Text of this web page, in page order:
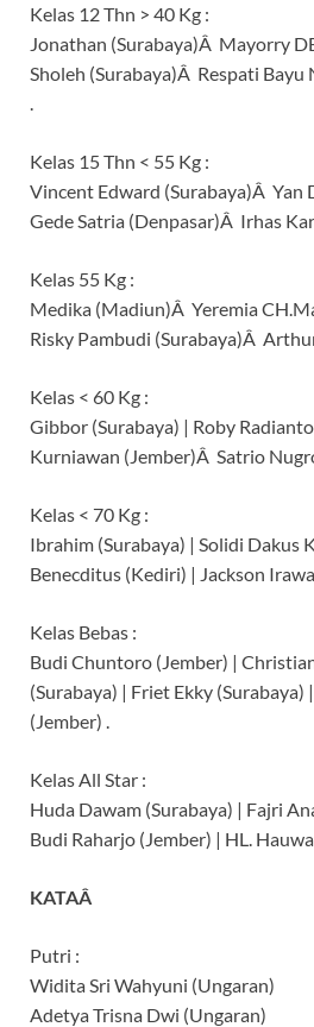
Kelas 12 Thn > 40 Kg :
Jonathan (Surabaya)Â Mayorry
Sholeh (Surabaya)Â Respati Bayu
Kelas 15 Thn < 55 Kg :
Vincent Edward (Surabaya)Â Yan
Gede Satria (Denpasar)Â Irhas
Kelas 55 Kg :
Medika (Madiun)Â Yeremia
Risky Pambudi (Surabaya)Â Arthur
Kelas < 60 Kg :
Gibbor (Surabaya) | Roby
Kurniawan (Jember)Â Satrio
Kelas < 70 Kg :
Ibrahim (Surabaya) | Solidi Dakus
Benecditus (Kediri) | Jackson
Kelas Bebas :
Budi Chuntoro (Jember) |
(Surabaya) | Friet Ekky (Surabaya)
(Jember) .
Kelas All Star :
Huda Dawam (Surabaya) | Fajri
Budi Raharjo (Jember) | HL.
KATAÂ
Putri :
Widita Sri Wahyuni (Ungaran)
Adetya Trisna Dwi (Ungaran)